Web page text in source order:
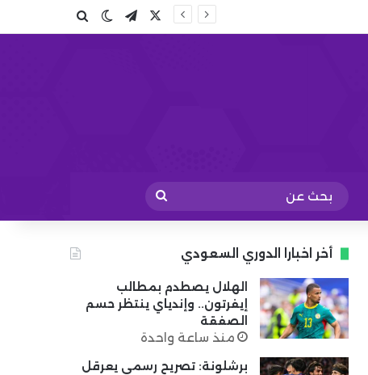
تيلقرامالوضع المظلم
بحث عن
بحث
عن
أخر اخبارا الدوري السعودي
الهلال يصطدم بمطالب
إيفرتون.. وإندياي ينتظر حسم
الصفقة
منذ ساعة واحدة
برشلونة: تصريح رسمي يعرقل